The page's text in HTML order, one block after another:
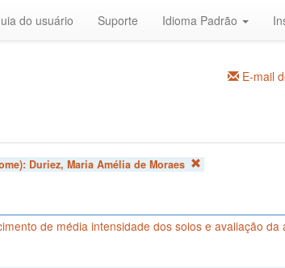
do usuário Suporte Idioma Padrão
E-mail
Duriez, Maria Amélia de Moraes
de média intensidade dos solos e avaliação da